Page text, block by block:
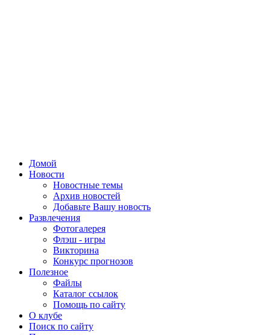
Домой
Новости
Новостные темы
Архив новостей
Добавьте Вашу новость
Развлечения
Фотогалерея
Флэш - игры
Викторина
Конкурс прогнозов
Полезное
Файлы
Каталог ссылок
Помощь по сайту
О клубе
Поиск по сайту